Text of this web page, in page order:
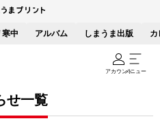
寒中 アルバム しまうま出版 カ
アカウントメニュー
せ一覧